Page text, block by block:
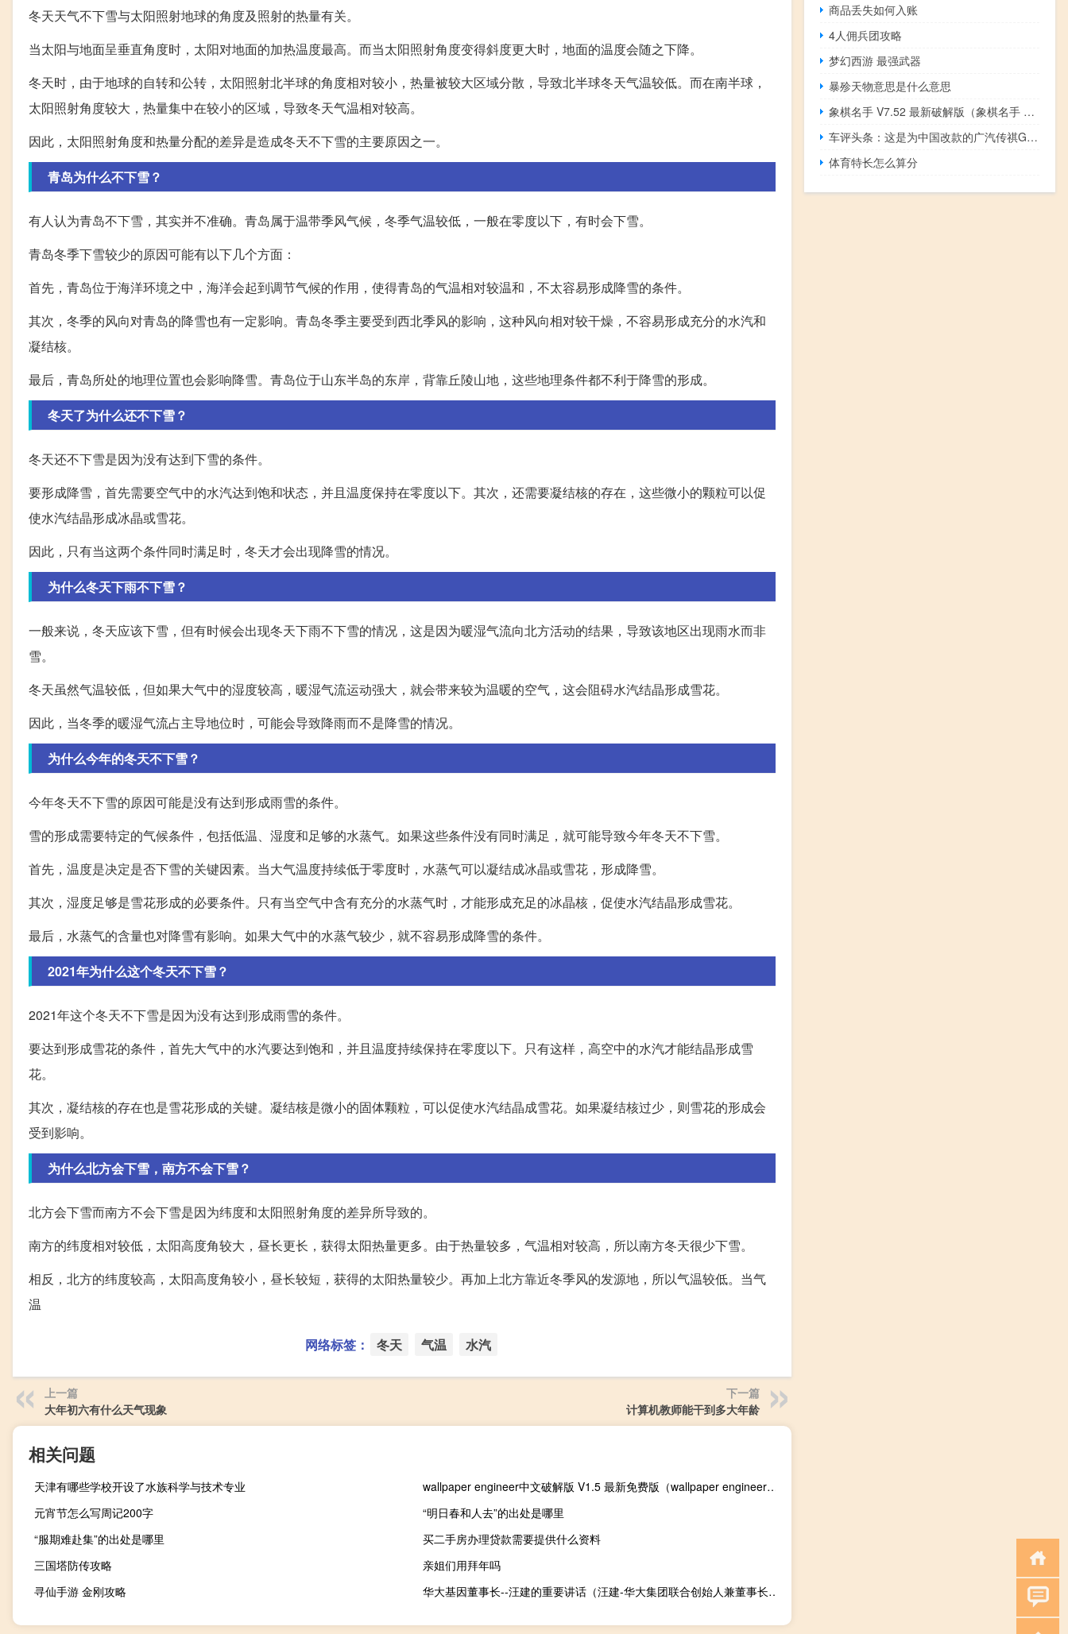
冬天天气不下雪与太阳照射地球的角度及照射的热量有关。
当太阳与地面呈垂直角度时，太阳对地面的加热温度最高。而当太阳照射角度变得斜度更大时，地面的温度会随之下降。
冬天时，由于地球的自转和公转，太阳照射北半球的角度相对较小，热量被较大区域分散，导致北半球冬天气温较低。而在南半球，
太阳照射角度较大，热量集中在较小的区域，导致冬天气温相对较高。
因此，太阳照射角度和热量分配的差异是造成冬天不下雪的主要原因之一。
青岛为什么不下雪？
有人认为青岛不下雪，其实并不准确。青岛属于温带季风气候，冬季气温较低，一般在零度以下，有时会下雪。
青岛冬季下雪较少的原因可能有以下几个方面：
首先，青岛位于海洋环境之中，海洋会起到调节气候的作用，使得青岛的气温相对较温和，不太容易形成降雪的条件。
其次，冬季的风向对青岛的降雪也有一定影响。青岛冬季主要受到西北季风的影响，这种风向相对较干燥，不容易形成充分的水汽和
凝结核。
最后，青岛所处的地理位置也会影响降雪。青岛位于山东半岛的东岸，背靠丘陵山地，这些地理条件都不利于降雪的形成。
冬天了为什么还不下雪？
冬天还不下雪是因为没有达到下雪的条件。
要形成降雪，首先需要空气中的水汽达到饱和状态，并且温度保持在零度以下。其次，还需要凝结核的存在，这些微小的颗粒可以促
使水汽结晶形成冰晶或雪花。
因此，只有当这两个条件同时满足时，冬天才会出现降雪的情况。
为什么冬天下雨不下雪？
一般来说，冬天应该下雪，但有时候会出现冬天下雨不下雪的情况，这是因为暖湿气流向北方活动的结果，导致该地区出现雨水而非
雪。
冬天虽然气温较低，但如果大气中的湿度较高，暖湿气流运动强大，就会带来较为温暖的空气，这会阻碍水汽结晶形成雪花。
因此，当冬季的暖湿气流占主导地位时，可能会导致降雨而不是降雪的情况。
为什么今年的冬天不下雪？
今年冬天不下雪的原因可能是没有达到形成雨雪的条件。
雪的形成需要特定的气候条件，包括低温、湿度和足够的水蒸气。如果这些条件没有同时满足，就可能导致今年冬天不下雪。
首先，温度是决定是否下雪的关键因素。当大气温度持续低于零度时，水蒸气可以凝结成冰晶或雪花，形成降雪。
其次，湿度足够是雪花形成的必要条件。只有当空气中含有充分的水蒸气时，才能形成充足的冰晶核，促使水汽结晶形成雪花。
最后，水蒸气的含量也对降雪有影响。如果大气中的水蒸气较少，就不容易形成降雪的条件。
2021年为什么这个冬天不下雪？
2021年这个冬天不下雪是因为没有达到形成雨雪的条件。
要达到形成雪花的条件，首先大气中的水汽要达到饱和，并且温度持续保持在零度以下。只有这样，高空中的水汽才能结晶形成雪
花。
其次，凝结核的存在也是雪花形成的关键。凝结核是微小的固体颗粒，可以促使水汽结晶成雪花。如果凝结核过少，则雪花的形成会
受到影响。
为什么北方会下雪，南方不会下雪？
北方会下雪而南方不会下雪是因为纬度和太阳照射角度的差异所导致的。
南方的纬度相对较低，太阳高度角较大，昼长更长，获得太阳热量更多。由于热量较多，气温相对较高，所以南方冬天很少下雪。
相反，北方的纬度较高，太阳高度角较小，昼长较短，获得的太阳热量较少。再加上北方靠近冬季风的发源地，所以气温较低。当气
温
网络标签： 冬天 气温 水汽
上一篇
大年初六有什么天气现象
下一篇
计算机教师能干到多大年龄
相关问题
天津有哪些学校开设了水族科学与技术专业
wallpaper engineer中文破解版 V1.5 最新免费版（wallpaper engineer中文破解版 V1.5 最新免费版功能简介）
元宵节怎么写周记200字
“明日春和人去”的出处是哪里
“服期难赴集”的出处是哪里
买二手房办理贷款需要提供什么资料
三国塔防传攻略
亲姐们用拜年吗
寻仙手游 金刚攻略
华大基因董事长--汪建的重要讲话（汪建-华大集团联合创始人兼董事长介绍）
商品丢失如何入账
4人佣兵团攻略
梦幻西游 最强武器
暴殄天物意思是什么意思
象棋名手 V7.52 最新破解版（象棋名手 V7.52 最新破解版功能简介）
车评头条：这是为中国改款的广汽传祺GS5SUV
体育特长怎么算分